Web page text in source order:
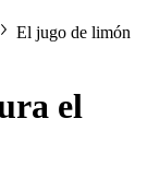
El jugo de limón
el